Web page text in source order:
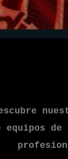
equipos